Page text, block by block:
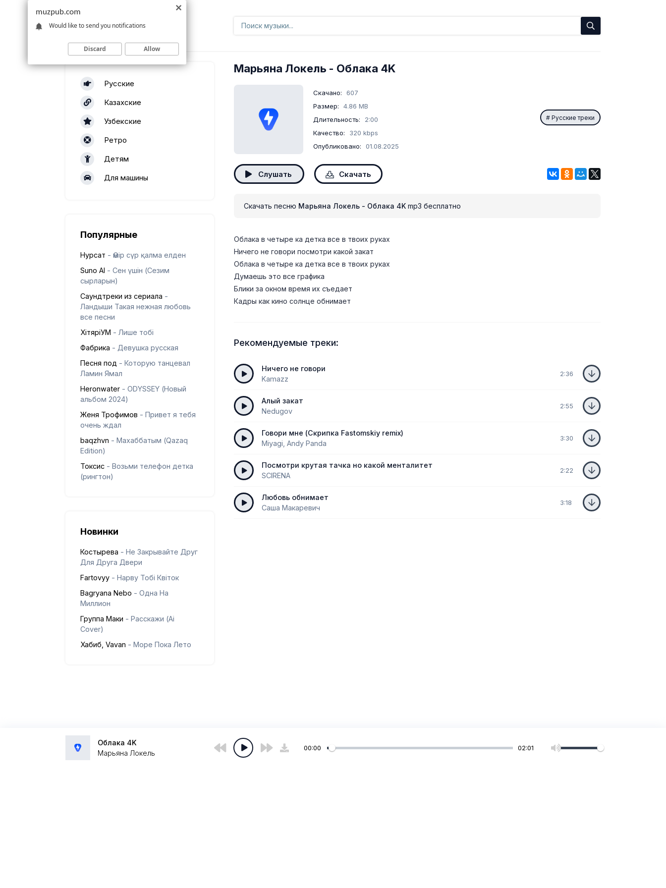
Русские
Казахские
Узбекские
Ретро
Детям
Для машины
Популярные
Нурсат - Өмір сүр қалма елден
Suno AI - Сен үшін (Сезим
сырларын)
Саундтреки из сериала -
Ландыши Такая нежная любовь
все песни
ХітяріУМ - Лише тобі
Фабрика - Девушка русская
Песня под - Которую танцевал
Ламин Ямал
Heronwater - ODYSSEY (Новый
альбом 2024)
Женя Трофимов - Привет я тебя
очень ждал
baqzhvn - Махаббатым (Qazaq
Edition)
Токсис - Возьми телефон детка
(рингтон)
Новинки
Костырева - Не Закрывайте Друг
Для Друга Двери
Fartovyy - Нарву Тобі Квіток
Bagryana Nebo - Одна На
Миллион
Группа Маки - Расскажи (Ai
Cover)
Хабиб, Vavan - Море Пока Лето
Марьяна Локель - Облака 4K
Скачано:
607
Размер:
4.86 MB
Длительность:
2:00
Качество:
320 kbps
Опубликовано:
01.08.2025
Русские треки
Слушать Скачать
Скачать песню Марьяна Локель - Облака 4K mp3 бесплатно
Облака в четыре ка детка все в твоих руках
Ничего не говори посмотри какой закат
Облака в четыре ка детка все в твоих руках
Думаешь это все графика
Блики за окном время их съедает
Кадры как кино солнце обнимает
Рекомендуемые треки:
Ничего не говори
Kamazz
2:36
Алый закат
Nedugov
2:55
Говори мне (Скрипка Fastomskiy remix)
Miyagi, Andy Panda
3:30
Посмотри крутая тачка но какой менталитет
SCIRENA
2:22
Любовь обнимает
Саша Макаревич
3:18
Облака 4K
Марьяна Локель
00:00 02:01
muzpub.com
Would like to send you notifications
Discard Allow